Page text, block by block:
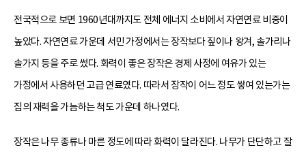
전국적으로 보면 1960년대까지도 전체 에너지 소비에서 자연연료 비중이
높았다. 자연연료 가운데 서민 가정에서는 장작보다 짚이나 왕겨, 솔가리나
솔가지 등을 주로 썼다. 화력이 좋은 장작은 경제 사정에 여유가 있는
가정에서 사용하던 고급 연료였다. 따라서 장작이 어느 정도 쌓여 있는가는
집의 재력을 가늠하는 척도 가운데 하나였다.
장작은 나무 종류나 마른 정도에 따라 화력이 달라진다. 나무가 단단하고 잘